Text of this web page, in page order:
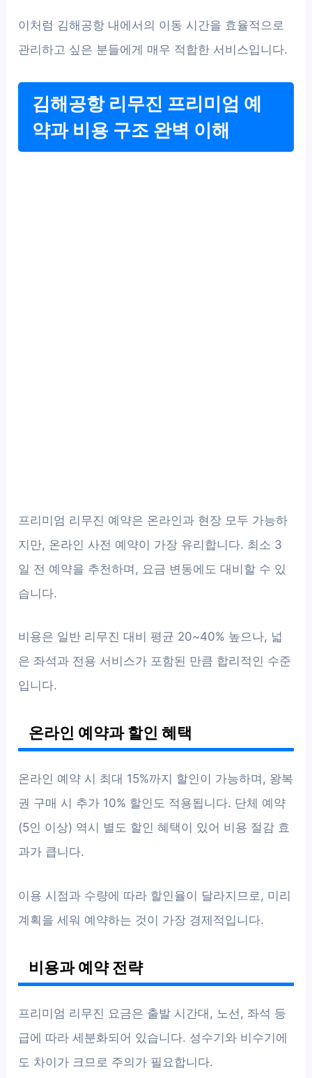
이처럼 김해공항 내에서의 이동 시간을 효율적으로
관리하고 싶은 분들에게 매우 적합한 서비스입니다.
김해공항 리무진 프리미엄 예
약과 비용 구조 완벽 이해
프리미엄 리무진 예약은 온라인과 현장 모두 가능하
지만, 온라인 사전 예약이 가장 유리합니다. 최소 3
일 전 예약을 추천하며, 요금 변동에도 대비할 수 있
습니다.
비용은 일반 리무진 대비 평균 20~40% 높으나, 넓
은 좌석과 전용 서비스가 포함된 만큼 합리적인 수준
입니다.
온라인 예약과 할인 혜택
온라인 예약 시 최대 15%까지 할인이 가능하며, 왕복
권 구매 시 추가 10% 할인도 적용됩니다. 단체 예약
(5인 이상) 역시 별도 할인 혜택이 있어 비용 절감 효
과가 큽니다.
이용 시점과 수량에 따라 할인율이 달라지므로, 미리
계획을 세워 예약하는 것이 가장 경제적입니다.
비용과 예약 전략
프리미엄 리무진 요금은 출발 시간대, 노선, 좌석 등
급에 따라 세분화되어 있습니다. 성수기와 비수기에
도 차이가 크므로 주의가 필요합니다.